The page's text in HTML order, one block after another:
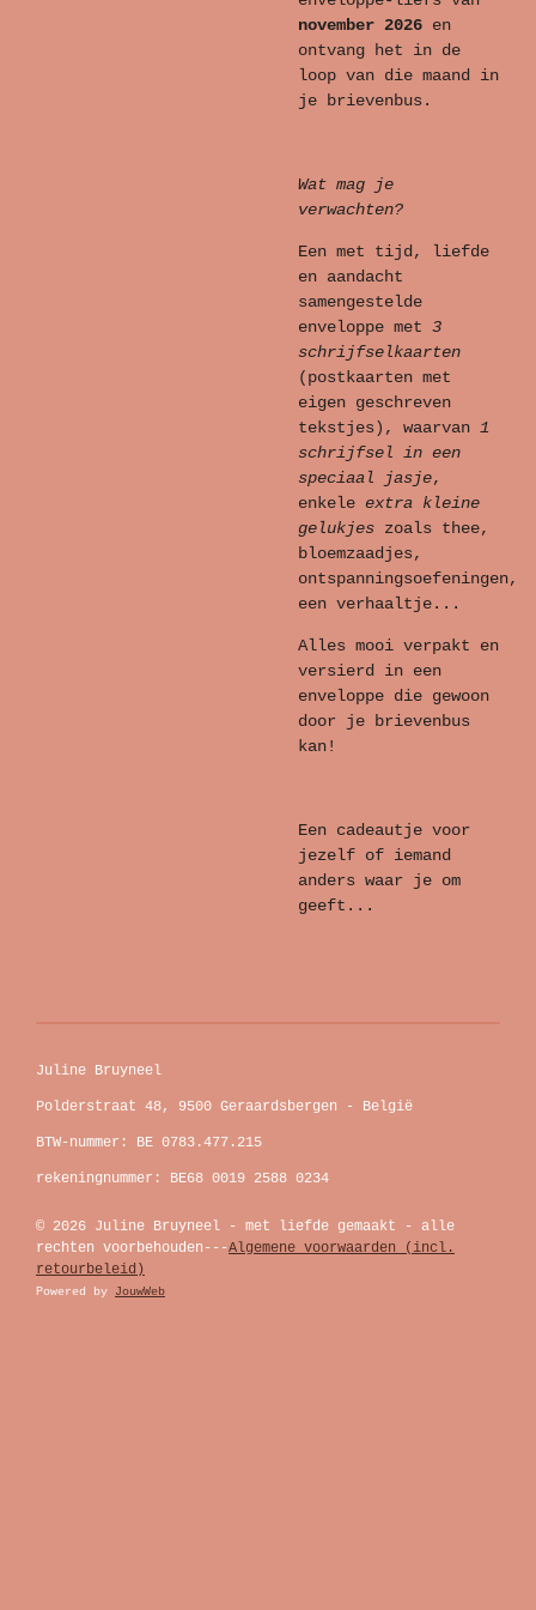
november 2026 en
ontvang het in de
loop van die maand in
je brievenbus.
Wat mag je
verwachten?
Een met tijd, liefde
en aandacht
samengestelde
enveloppe met 3
schrijfselkaarten
(postkaarten met
eigen geschreven
tekstjes), waarvan 1
schrijfsel in een
speciaal jasje,
enkele extra kleine
gelukjes zoals thee,
bloemzaadjes,
ontspanningsoefeningen,
een verhaaltje...
Alles mooi verpakt en
versierd in een
enveloppe die gewoon
door je brievenbus
kan!
Een cadeautje voor
jezelf of iemand
anders waar je om
geeft...
Juline Bruyneel
Polderstraat 48, 9500 Geraardsbergen - België
BTW-nummer: BE 0783.477.215
rekeningnummer: BE68 0019 2588 0234
© 2026 Juline Bruyneel - met liefde gemaakt - alle
rechten voorbehouden---Algemene voorwaarden (incl.
retourbeleid)
Powered by JouwWeb